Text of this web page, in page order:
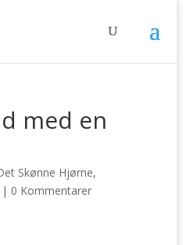
med en
Skønne Hjørne,
0 Kommentarer